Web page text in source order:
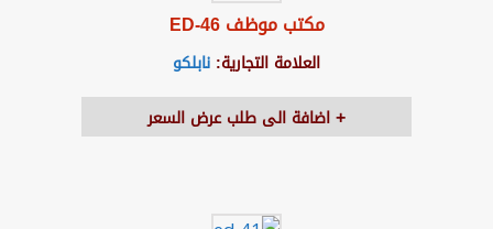
مكتب موظف ED-46
العلامة التجارية: نابلكو
اضافة الى طلب عرض السعر